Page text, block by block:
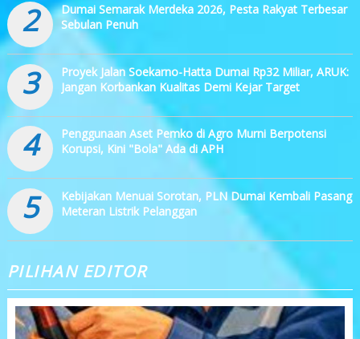
2
Dumai Semarak Merdeka 2026, Pesta Rakyat Terbesar
Sebulan Penuh
3
Proyek Jalan Soekarno-Hatta Dumai Rp32 Miliar, ARUK:
Jangan Korbankan Kualitas Demi Kejar Target
4
Penggunaan Aset Pemko di Agro Murni Berpotensi
Korupsi, Kini "Bola" Ada di APH
5
Kebijakan Menuai Sorotan, PLN Dumai Kembali Pasang
Meteran Listrik Pelanggan
PILIHAN EDITOR